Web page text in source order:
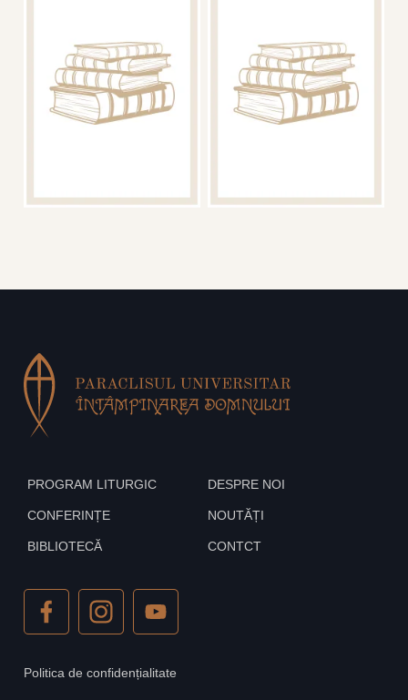
PROGRAM LITURGIC
CONFERINȚE
BIBLIOTECĂ
DESPRE NOI
NOUTĂȚI
CONTCT
Politica de confidențialitate